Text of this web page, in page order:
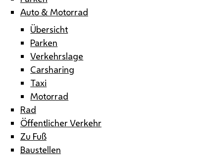
Auto & Motorrad
Übersicht
Parken
Verkehrslage
Carsharing
Taxi
Motorrad
Rad
Öffentlicher Verkehr
Zu Fuß
Baustellen